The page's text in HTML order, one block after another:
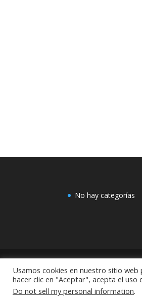
No hay categorías
COMEX: "Centro de
México
Usamos cookies en nuestro sitio
hacer clic en "Aceptar", acepta el uso
Do not sell my personal information.